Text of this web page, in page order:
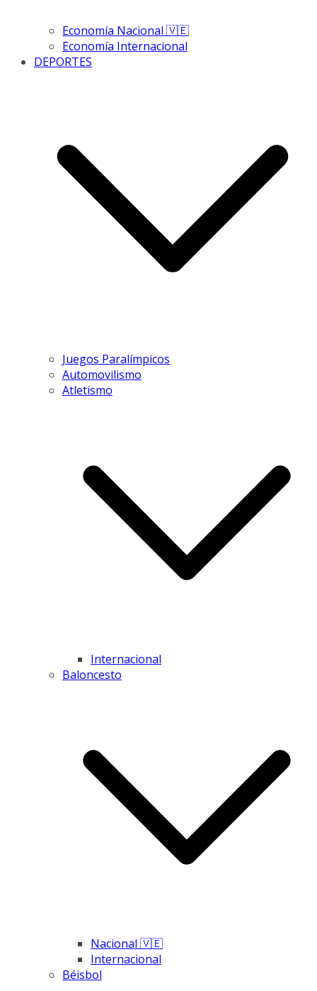
Economía Nacional 🇻🇪
Economía Internacional
DEPORTES
Juegos Paralímpicos
Automovilismo
Atletismo
Internacional
Baloncesto
Nacional 🇻🇪
Internacional
Béisbol